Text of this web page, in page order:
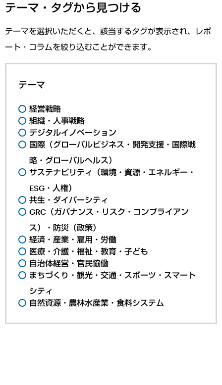
テーマ・タグから見つける
テーマを選択いただくと、該当するタグが表示され、レポ
ート・コラムを絞り込むことができます。
テーマ
経営戦略
組織・人事戦略
デジタルイノベーション
国際（グローバルビジネス・開発支援・国際戦
略・グローバルヘルス）
サステナビリティ（環境・資源・エネルギー・
ESG・人権）
共生・ダイバーシティ
GRC（ガバナンス・リスク・コンプライアン
ス）・防災（政策）
経済・産業・雇用・労働
医療・介護・福祉・教育・子ども
自治体経営・官民協働
まちづくり・観光・交通・スポーツ・スマート
シティ
自然資源・農林水産業・食料システム